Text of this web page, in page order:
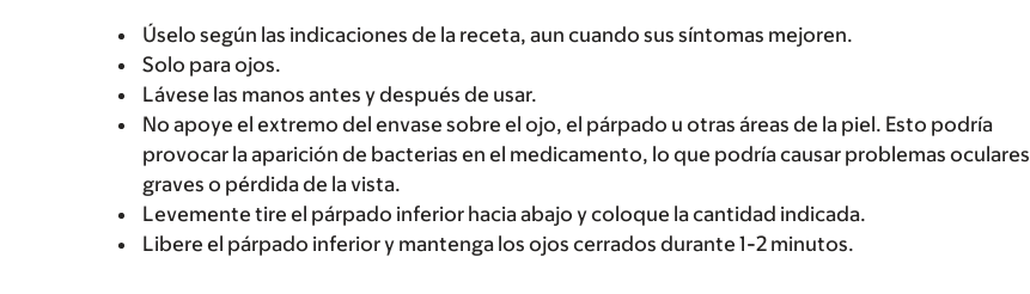
Úselo según las indicaciones de la receta, aun cuando sus síntomas mejoren.
Solo para ojos.
Lávese las manos antes y después de usar.
No apoye el extremo del envase sobre el ojo, el párpado u otras áreas de la piel. Esto podría
provocar la aparición de bacterias en el medicamento, lo que podría causar problemas oculares
graves o pérdida de la vista.
Levemente tire el párpado inferior hacia abajo y coloque la cantidad indicada.
Libere el párpado inferior y mantenga los ojos cerrados durante 1-2 minutos.